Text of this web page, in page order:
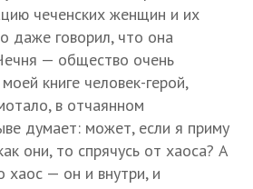
чеченских женщин и их
даже говорил, что она
— общество очень
книге человек-герой,
в отчаянном
думает: может, если я приму
они, то спрячусь от хаоса? А
хаос — он и внутри, и